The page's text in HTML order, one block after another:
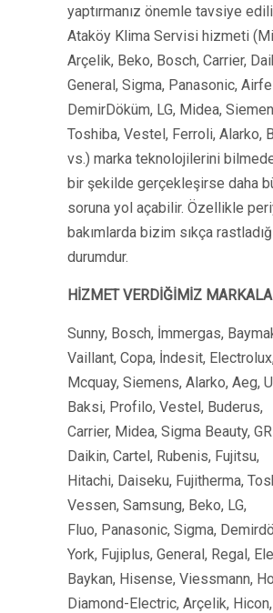
yaptırmanız önemle tavsiye
Ataköy Klima Servisi hizmeti
Arçelik, Beko, Bosch, Carrier,
General, Sigma, Panasonic,
DemirDöküm, LG, Midea,
Toshiba, Vestel, Ferroli, Alarko,
vs.) marka teknolojilerini
bir şekilde gerçekleşirse daha
soruna yol açabilir. Özellikle
bakımlarda bizim sıkça
durumdur.
HİZMET VERDİĞİMİZ
Sunny, Bosch, İmmergas,
Vaillant, Copa, İndesit,
Mcquay, Siemens, Alarko, Aeg,
Baksi, Profilo, Vestel, Buderus,
Carrier, Midea, Sigma Beauty,
Daikin, Cartel, Rubenis, Fujitsu,
Hitachi, Daiseku, Fujitherma,
Vessen, Samsung, Beko, LG,
Fluo, Panasonic, Sigma,
York, Fujiplus, General, Regal,
Baykan, Hisense, Viessmann,
Diamond-Electric, Arçelik,